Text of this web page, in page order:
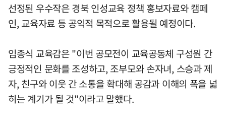
선정된 우수작은 경북 인성교육 정책 홍보자료와 캠페
인, 교육자료 등 공익적 목적으로 활용될 예정이다.
임종식 교육감은 "이번 공모전이 교육공동체 구성원 간
긍정적인 문화를 조성하고, 조부모와 손자녀, 스승과 제
자, 친구와 이웃 간 소통을 확대해 공감과 이해의 폭을 넓
히는 계기가 될 것"이라고 말했다.